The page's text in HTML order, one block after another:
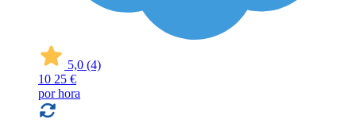
5,0 (4)
10 25 €
por hora